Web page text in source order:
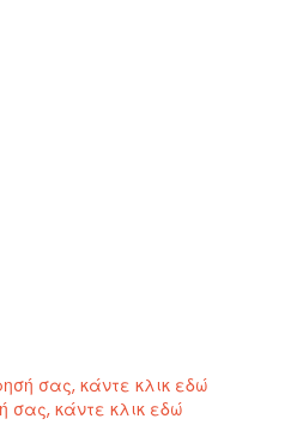
σας, κάντε κλικ εδώ
σας, κάντε κλικ εδώ